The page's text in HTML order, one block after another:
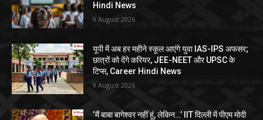
Hindi News
9 August 2026
यूपी में अब हर महीने स्कूल आएंगे युवा IAS-IPS अफसर;
छात्रों को देंगे करियर, JEE-NEET और UPSC के
टिप्स, Career Hindi News
9 August 2026
‘मैं बाबा बागेश्वर नहीं हूं, लेकिन…’ IIT दिल्ली में पीएम मोदी